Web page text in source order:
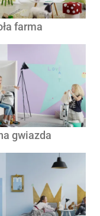
farma
gwiazda